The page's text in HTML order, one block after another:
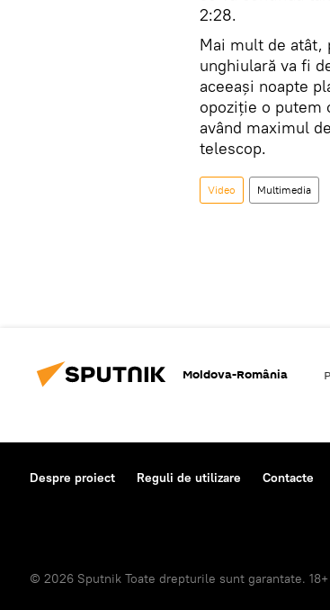
2:28.
Mai mult de atât,
unghiulară va fi
aceeaşi noapte
opoziţie o putem
având maximul
telescop.
Video Multimedia
Moldova-România
Despre proiect Reguli de utilizare Contacte
© 2026 Sputnik Toate drepturile sunt garantate. 18+